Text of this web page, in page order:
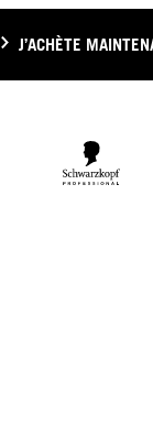
J’ACHÈTE